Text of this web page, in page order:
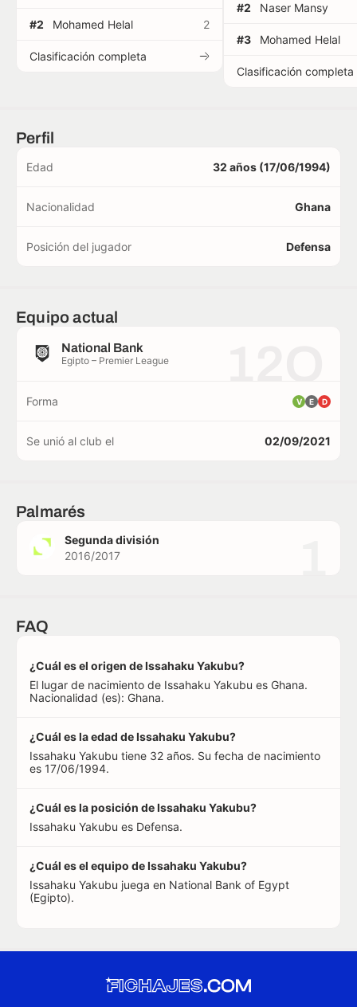
#2 Mohamed Helal 2
Clasificación completa
#2 Naser Mansy
#3 Mohamed Helal
Clasificación completa
Perfil
Edad 32 años (17/06/1994)
Nacionalidad Ghana
Posición del jugador Defensa
Equipo actual
National Bank
Egipto – Premier League
Forma V E D
Se unió al club el 02/09/2021
Palmarés
Segunda división
2016/2017
FAQ
¿Cuál es el origen de Issahaku Yakubu?
El lugar de nacimiento de Issahaku Yakubu es Ghana.
Nacionalidad (es): Ghana.
¿Cuál es la edad de Issahaku Yakubu?
Issahaku Yakubu tiene 32 años. Su fecha de nacimiento
es 17/06/1994.
¿Cuál es la posición de Issahaku Yakubu?
Issahaku Yakubu es Defensa.
¿Cuál es el equipo de Issahaku Yakubu?
Issahaku Yakubu juega en National Bank of Egypt
(Egipto).